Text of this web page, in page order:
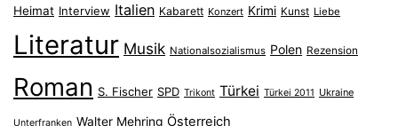
Heimat Interview Italien Kabarett Konzert Krimi Kunst Liebe
Literatur Musik Nationalsozialismus Polen Rezension
Roman S. Fischer SPD Trikont Türkei Türkei 2011 Ukraine
Unterfranken Walter Mehring Österreich